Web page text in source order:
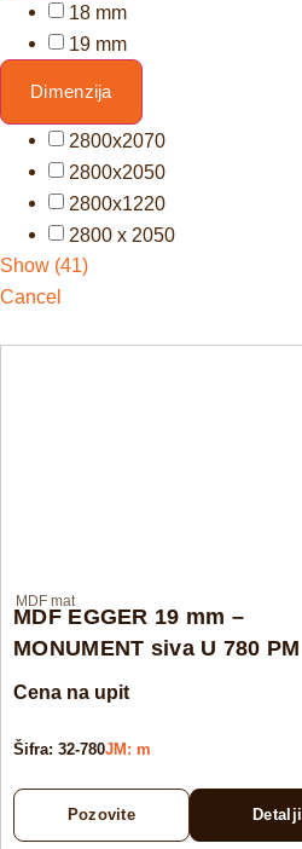
18 mm
19 mm
Dimenzija
2800x2070
2800x2050
2800x1220
2800 x 2050
Show (41)
Cancel
MDF mat
MDF EGGER 19 mm –
MONUMENT siva U 780 PM
Cena na upit
Šifra: 32-780JM: m
Pozovite Detalji